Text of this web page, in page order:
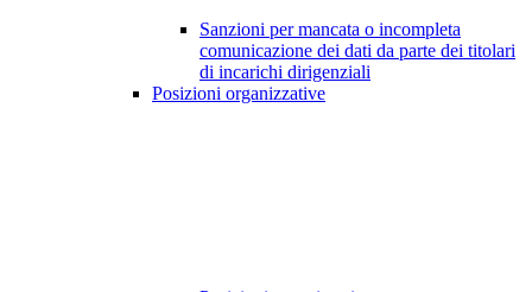
Sanzioni per mancata o incompleta
comunicazione dei dati da parte dei titolari
di incarichi dirigenziali
Posizioni organizzative